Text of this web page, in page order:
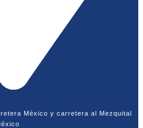
México y carretera al Mezquital